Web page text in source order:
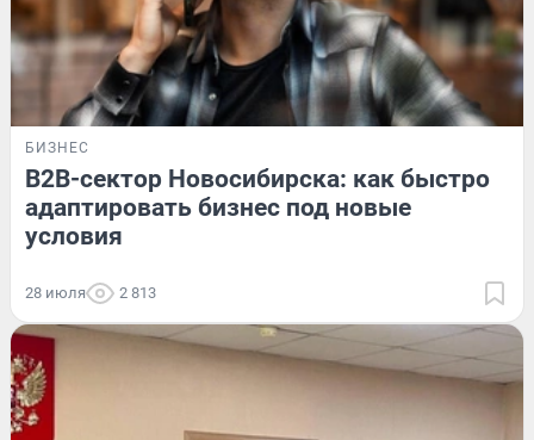
БИЗНЕС
B2B-сектор Новосибирска: как быстро
адаптировать бизнес под новые
условия
28 июля 2 813